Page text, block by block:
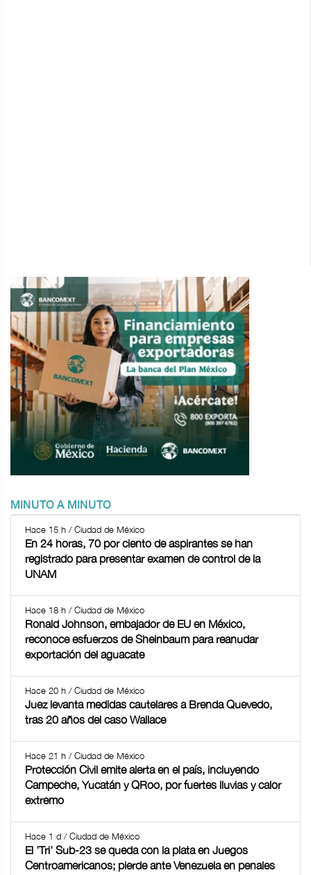
MINUTO A MINUTO
Hace 15 h / Ciudad de México
En 24 horas, 70 por ciento de aspirantes se han
registrado para presentar examen de control de la
UNAM
Hace 18 h / Ciudad de México
Ronald Johnson, embajador de EU en México,
reconoce esfuerzos de Sheinbaum para reanudar
exportación del aguacate
Hace 20 h / Ciudad de México
Juez levanta medidas cautelares a Brenda Quevedo,
tras 20 años del caso Wallace
Hace 21 h / Ciudad de México
Protección Civil emite alerta en el país, incluyendo
Campeche, Yucatán y QRoo, por fuertes lluvias y calor
extremo
Hace 1 d / Ciudad de México
El 'Tri' Sub-23 se queda con la plata en Juegos
Centroamericanos; pierde ante Venezuela en penales